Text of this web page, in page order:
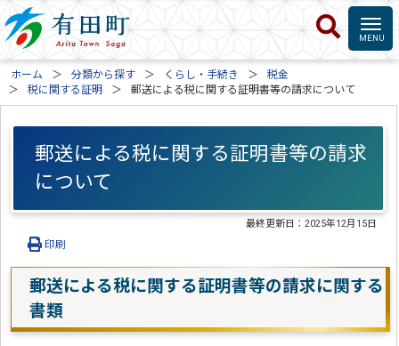
ホーム 分類から探す くらし・手続き
税金
税に関する証明
郵送による税に関する証明書等の請求について
郵送による税に関する証明書等の請求
について
最終更新日：2025年12月15日
印刷
郵送による税に関する証明書等の請求に関する
書類